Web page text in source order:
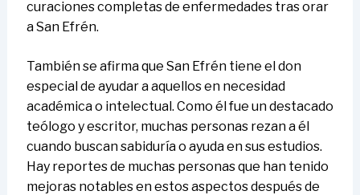
curaciones completas de enfermedades tras orar
a San Efrén.
También se afirma que San Efrén tiene el don
especial de ayudar a aquellos en necesidad
académica o intelectual. Como él fue un destacado
teólogo y escritor, muchas personas rezan a él
cuando buscan sabiduría o ayuda en sus estudios.
Hay reportes de muchas personas que han tenido
mejoras notables en estos aspectos después de